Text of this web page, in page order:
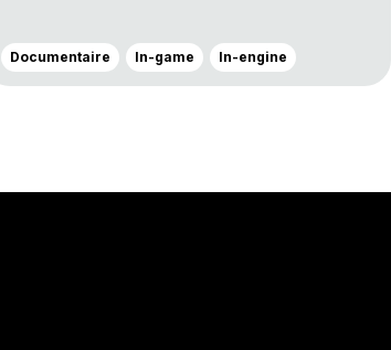
Documentaire In-game In-engine